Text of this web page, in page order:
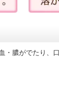
膿がでたり、